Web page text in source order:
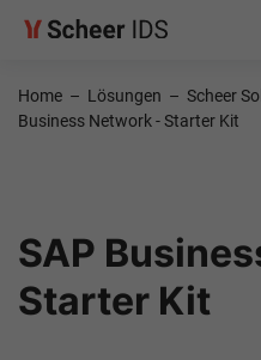
Home – Lösungen – Scheer
Business Network - Starter Kit
SAP
Starter Kit